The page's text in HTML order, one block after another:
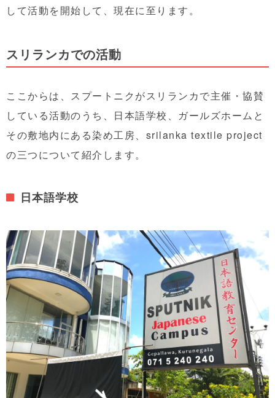
して活動を開始して、現在に至ります。
スリランカでの活動
ここからは、スプートニクがスリランカで主催・協賛
している活動のうち、日本語学校、ガールズホームと
その敷地内にある染め工房、srilanka textile project
の三つについて紹介します。
日本語学校